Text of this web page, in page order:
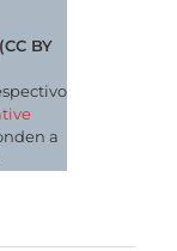
(CC BY
a